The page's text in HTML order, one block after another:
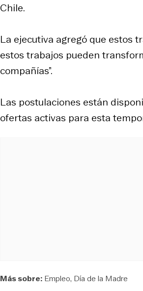
Chile.
La ejecutiva agregó que estos
estos trabajos pueden
compañías”.
Las postulaciones están
ofertas activas para esta
Más sobre: Empleo Día de la Madre